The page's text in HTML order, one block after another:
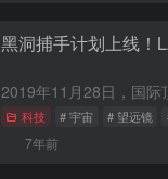
黑洞捕手计划上线！
科技 # 宇宙 # 望远镜
7年前